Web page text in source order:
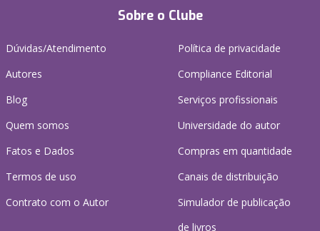
Sobre o Clube
Dúvidas/Atendimento
Autores
Blog
Quem somos
Fatos e Dados
Termos de uso
Contrato com o Autor
Política de privacidade
Compliance Editorial
Serviços profissionais
Universidade do autor
Compras em quantidade
Canais de distribuição
Simulador de publicação
de livros